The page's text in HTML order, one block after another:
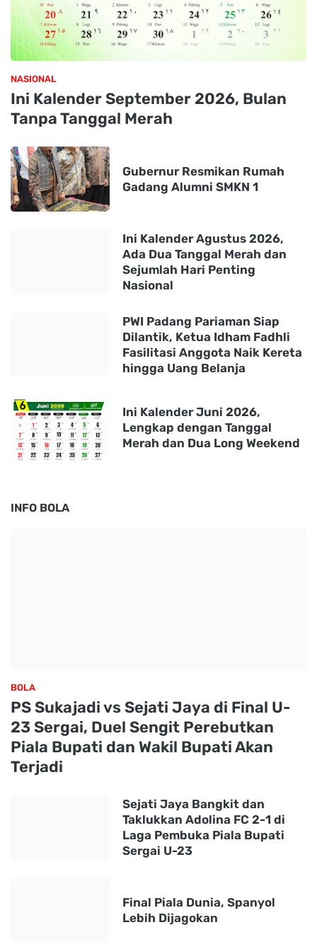
NASIONAL
Ini Kalender September 2026, Bulan
Tanpa Tanggal Merah
Gubernur Resmikan Rumah
Gadang Alumni SMKN 1
Ini Kalender Agustus 2026,
Ada Dua Tanggal Merah dan
Sejumlah Hari Penting
Nasional
PWI Padang Pariaman Siap
Dilantik, Ketua Idham Fadhli
Fasilitasi Anggota Naik Kereta
hingga Uang Belanja
Ini Kalender Juni 2026,
Lengkap dengan Tanggal
Merah dan Dua Long Weekend
INFO BOLA
BOLA
PS Sukajadi vs Sejati Jaya di Final U-
23 Sergai, Duel Sengit Perebutkan
Piala Bupati dan Wakil Bupati Akan
Terjadi
Sejati Jaya Bangkit dan
Taklukkan Adolina FC 2-1 di
Laga Pembuka Piala Bupati
Sergai U-23
Final Piala Dunia, Spanyol
Lebih Dijagokan